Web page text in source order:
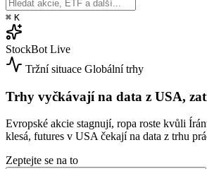
⌘ K
StockBot Live
Tržní situace Globální trhy
Trhy vyčkávají na data z USA,
Evropské akcie stagnují, ropa roste kvůli
klesá, futures v USA čekají na data z trhu
Zeptejte se na to